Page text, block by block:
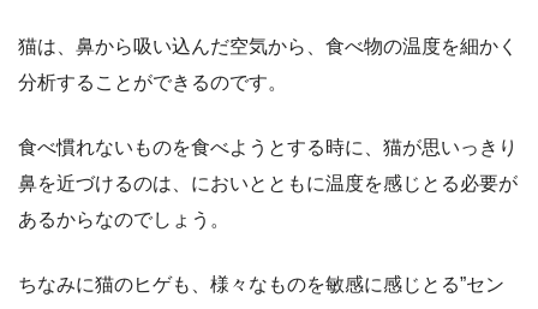
猫は、鼻から吸い込んだ空気から、食べ物の温度を細かく
分析することができるのです。
食べ慣れないものを食べようとする時に、猫が思いっきり
鼻を近づけるのは、においとともに温度を感じとる必要が
あるからなのでしょう。
ちなみに猫のヒゲも、様々なものを敏感に感じとる”セン